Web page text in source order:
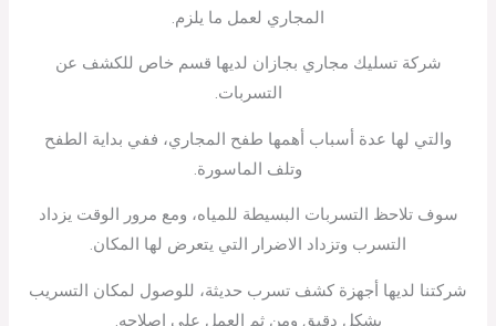
المجاري لعمل ما يلزم.
شركة تسليك مجاري بجازان لديها قسم خاص للكشف عن
التسربات.
والتي لها عدة أسباب أهمها طفح المجاري، ففي بداية الطفح
وتلف الماسورة.
سوف تلاحظ التسربات البسيطة للمياه، ومع مرور الوقت يزداد
التسرب وتزداد الاضرار التي يتعرض لها المكان.
شركتنا لديها أجهزة كشف تسرب حديثة، للوصول لمكان التسريب
بشكل دقيق ومن ثم العمل على اصلاحه.